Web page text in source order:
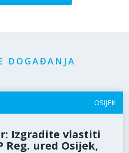
DOGAĐANJA
OSIJEK
Izgradite vlastiti
Reg. ured Osijek,